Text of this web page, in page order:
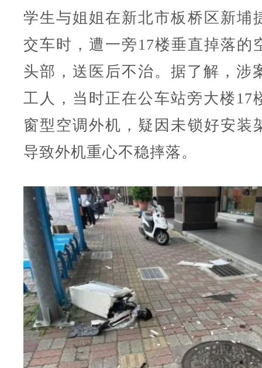
学生与姐姐在新北市板桥区新埔
交车时，遭一旁17楼垂直掉落的
头部，送医后不治。据了解，涉
工人，当时正在公车站旁大楼17
窗型空调外机，疑因未锁好安装
导致外机重心不稳摔落。